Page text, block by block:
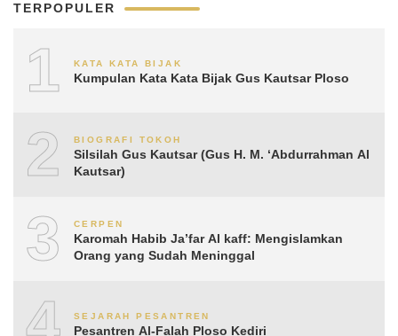
TERPOPULER
1 KATA KATA BIJAK
Kumpulan Kata Kata Bijak Gus Kautsar Ploso
2 BIOGRAFI TOKOH
Silsilah Gus Kautsar (Gus H. M. ‘Abdurrahman Al
Kautsar)
3 CERPEN
Karomah Habib Ja’far Al kaff: Mengislamkan
Orang yang Sudah Meninggal
SEJARAH PESANTREN
Pesantren Al-Falah Ploso Kediri